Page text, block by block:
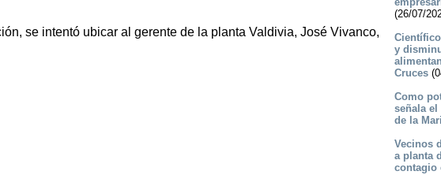
se intentó ubicar al gerente de la planta Valdivia, José Vivanco,
(26/07/
y
Cruces
Como
señala el
de la
Vecinos
a planta
contagio